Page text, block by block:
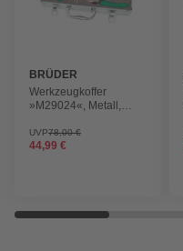
BRÜDER
MANNESMANN
Werkzeugkoffer
»M29024«, Metall,
UVP78,00 €
44,99 €